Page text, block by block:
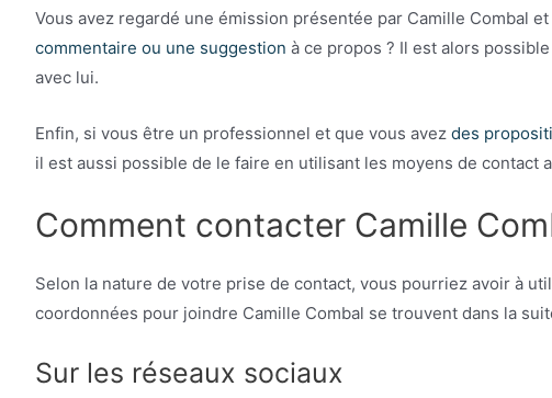
Vous avez regardé une émission présentée par Camille Combal
commentaire ou une suggestion à ce propos ? Il est alors
avec lui.
Enfin, si vous être un professionnel et que vous avez des
il est aussi possible de le faire en utilisant les moyens de contact
Comment contacter Camille
Selon la nature de votre prise de contact, vous pourriez avoir à
coordonnées pour joindre Camille Combal se trouvent dans la
Sur les réseaux sociaux